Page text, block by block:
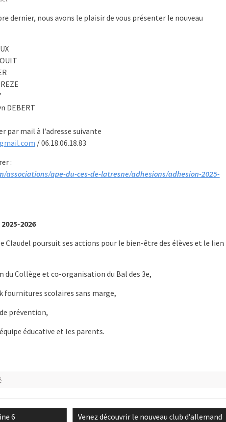
dernier, nous avons le plaisir de vous présenter le nouveau
DEBERT
par mail à l’adresse suivante
/ 06.18.06.18.83
:
associations/ape-du-ces-de-latresne/adhesions/adhesion-2025-
2026
Claudel poursuit ses actions pour le bien-être des élèves et le lien
du Collège et co-organisation du Bal des 3e,
fournitures scolaires sans marge,
prévention,
éducative et les parents.
6
Next
Venez découvrir le nouveau club d’allemand